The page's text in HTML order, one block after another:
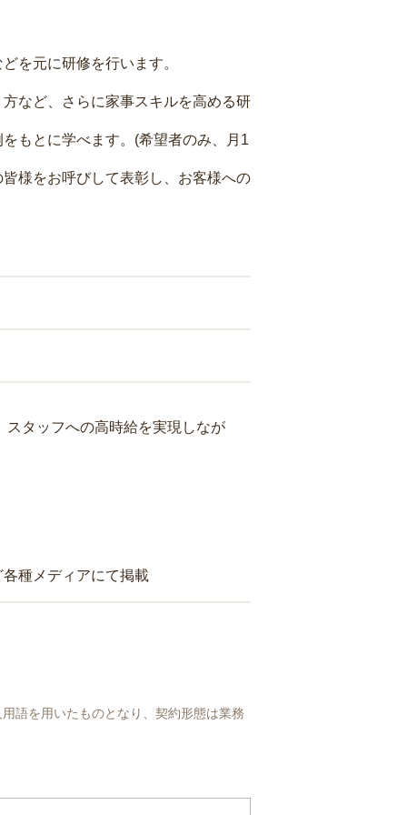
を元に研修を行います。
など、さらに家事スキルを高める研
もとに学べます。(希望者のみ、月1
様をお呼びして表彰し、お客様への
タッフへの高時給を実現しなが
種メディアにて掲載
語を用いたものとなり、契約形態は業務